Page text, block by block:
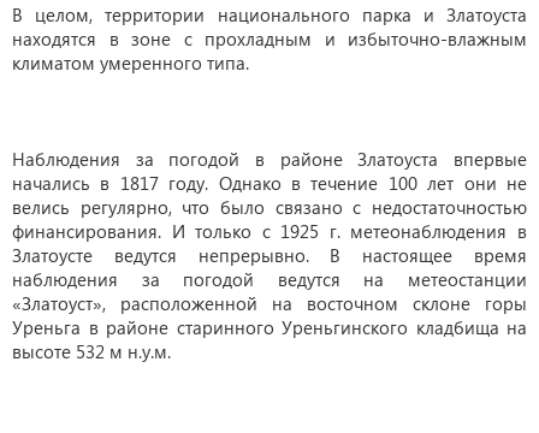
В целом, территории национального парка и Златоуста
находятся в зоне с прохладным и избыточно-влажным
климатом умеренного типа.
Наблюдения за погодой в районе Златоуста впервые
начались в 1817 году. Однако в течение 100 лет они не
велись регулярно, что было связано с недостаточностью
финансирования. И только с 1925 г. метеонаблюдения в
Златоусте ведутся непрерывно. В настоящее время
наблюдения за погодой ведутся на метеостанции
«Златоуст», расположенной на восточном склоне горы
Уреньга в районе старинного Уреньгинского кладбища на
высоте 532 м н.у.м.